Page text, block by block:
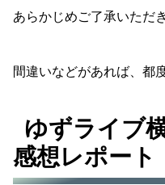
あらかじめご了承いただ
間違いなどがあれば、都
ゆずライブ
感想レポート